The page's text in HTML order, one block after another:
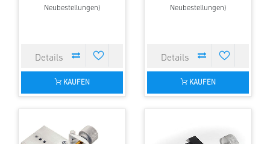
Neubestellungen)
KAUFEN
Neubestellungen)
KAUFEN